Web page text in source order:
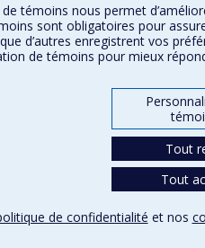
de témoins nous permet
sont obligatoires pour
d’autres enregistrent vos
de témoins pour mieux
Tout
Tout
de confidentialité et nos